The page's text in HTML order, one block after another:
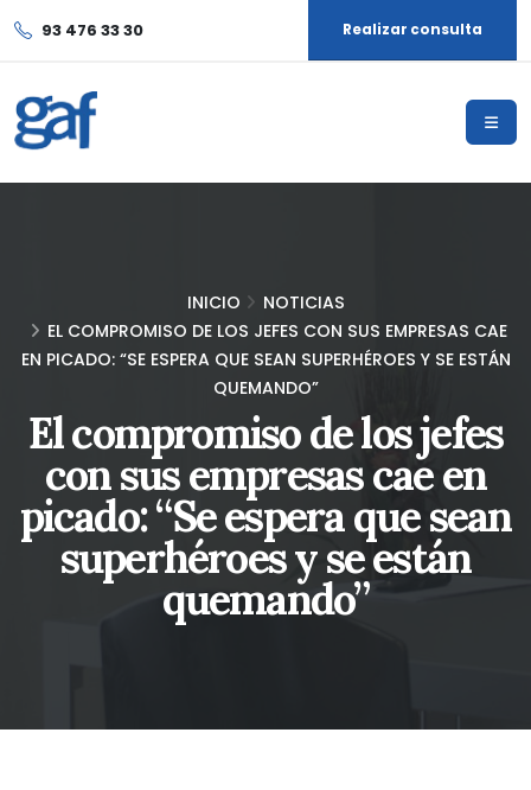
93 476 33 30 Realizar consulta
INICIO
NOTICIAS
EL COMPROMISO DE LOS JEFES CON SUS EMPRESAS CAE
EN PICADO: “SE ESPERA QUE SEAN SUPERHÉROES Y SE ESTÁN
QUEMANDO”
El compromiso de los jefes
con sus empresas cae en
picado: “Se espera que sean
superhéroes y se están
quemando”